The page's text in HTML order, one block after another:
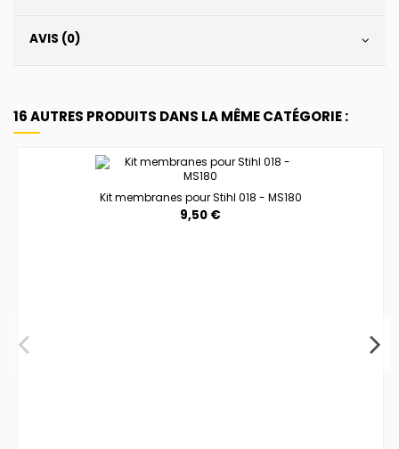
AVIS (0)
16 AUTRES PRODUITS DANS LA MÊME CATÉGORIE :
Kit membranes pour Stihl 018 - MS180
9,50 €